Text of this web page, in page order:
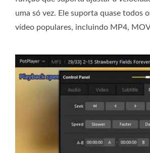
uma só vez. Ele suporta quase todos
vídeo populares, incluindo MP4,